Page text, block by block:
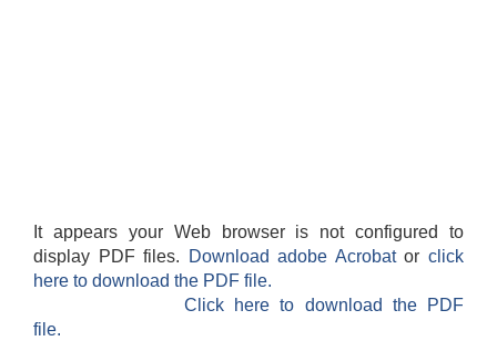
It appears your Web browser is not configured to
display PDF files.
Download adobe Acrobatorclick
here to download the PDF file.
Click here to download the PDF
file.